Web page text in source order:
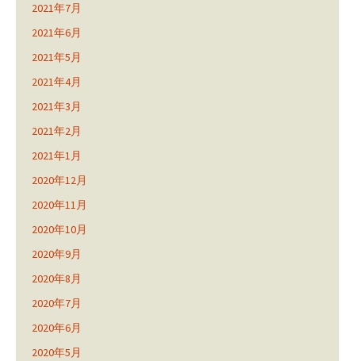
2021年7月
2021年6月
2021年5月
2021年4月
2021年3月
2021年2月
2021年1月
2020年12月
2020年11月
2020年10月
2020年9月
2020年8月
2020年7月
2020年6月
2020年5月